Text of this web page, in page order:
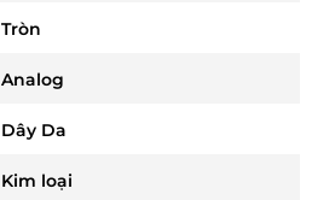
Tròn
Analog
Dây Da
Kim loại